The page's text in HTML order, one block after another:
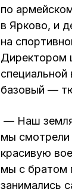
по
в Ярково, и
на
Директором
базовый —
— Наш
мы смотрели
красивую
мы с братом
занимались